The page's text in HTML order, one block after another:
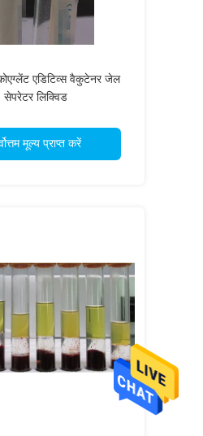
एडिटिव्स वैकुटेनर जेल
सेपरेटर लिक्विड
मूल्य प्राप्त करें